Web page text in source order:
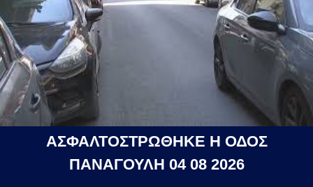
ΑΣΦΑΛΤΟΣΤΡΩΘΗΚΕ Η ΟΔΟΣ
ΠΑΝΑΓΟΥΛΗ 04 08 2026